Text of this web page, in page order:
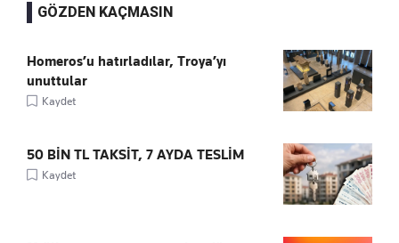
GÖZDEN KAÇMASIN
Homeros’u hatırladılar, Troya’yı
unuttular
Kaydet
50 BİN TL TAKSİT, 7 AYDA TESLİM
Kaydet